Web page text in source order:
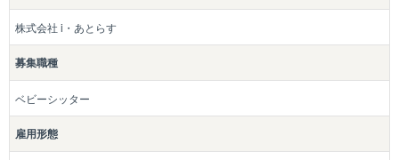
株式会社 i・あとらす
募集職種
ベビーシッター
雇用形態